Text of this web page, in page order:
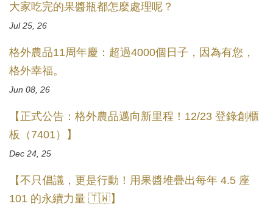
大家吃完的果醬瓶都怎麼處理呢？
Jul 25, 26
格外農品11周年慶：超過4000個日子，因為有您，
格外幸福。
Jun 08, 26
【正式公告：格外農品邁向新里程！12/23 登錄創櫃
板（7401）】
Dec 24, 25
【不只倡議，更是行動！用果醬堆疊出每年 4.5 座
101 的永續力量 🇹🇼】